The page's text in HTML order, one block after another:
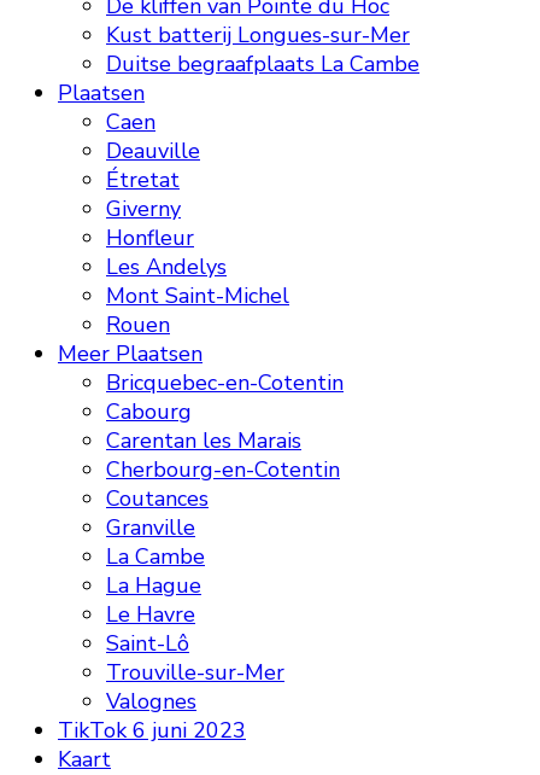
De kliffen van Pointe du Hoc
Kust batterij Longues-sur-Mer
Duitse begraafplaats La Cambe
Plaatsen
Caen
Deauville
Étretat
Giverny
Honfleur
Les Andelys
Mont Saint-Michel
Rouen
Meer Plaatsen
Bricquebec-en-Cotentin
Cabourg
Carentan les Marais
Cherbourg-en-Cotentin
Coutances
Granville
La Cambe
La Hague
Le Havre
Saint-Lô
Trouville-sur-Mer
Valognes
TikTok 6 juni 2023
Kaart